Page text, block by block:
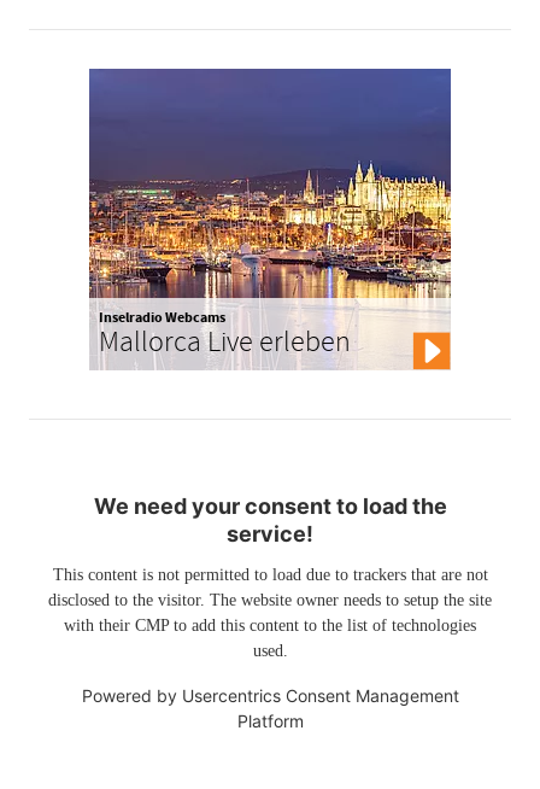
Inselradio Webcams
Mallorca Live erleben
We need your consent to load the
service!
This content is not permitted to load due to trackers that are not
disclosed to the visitor. The website owner needs to setup the site
with their CMP to add this content to the list of technologies
used.
Powered by Usercentrics Consent Management
Platform